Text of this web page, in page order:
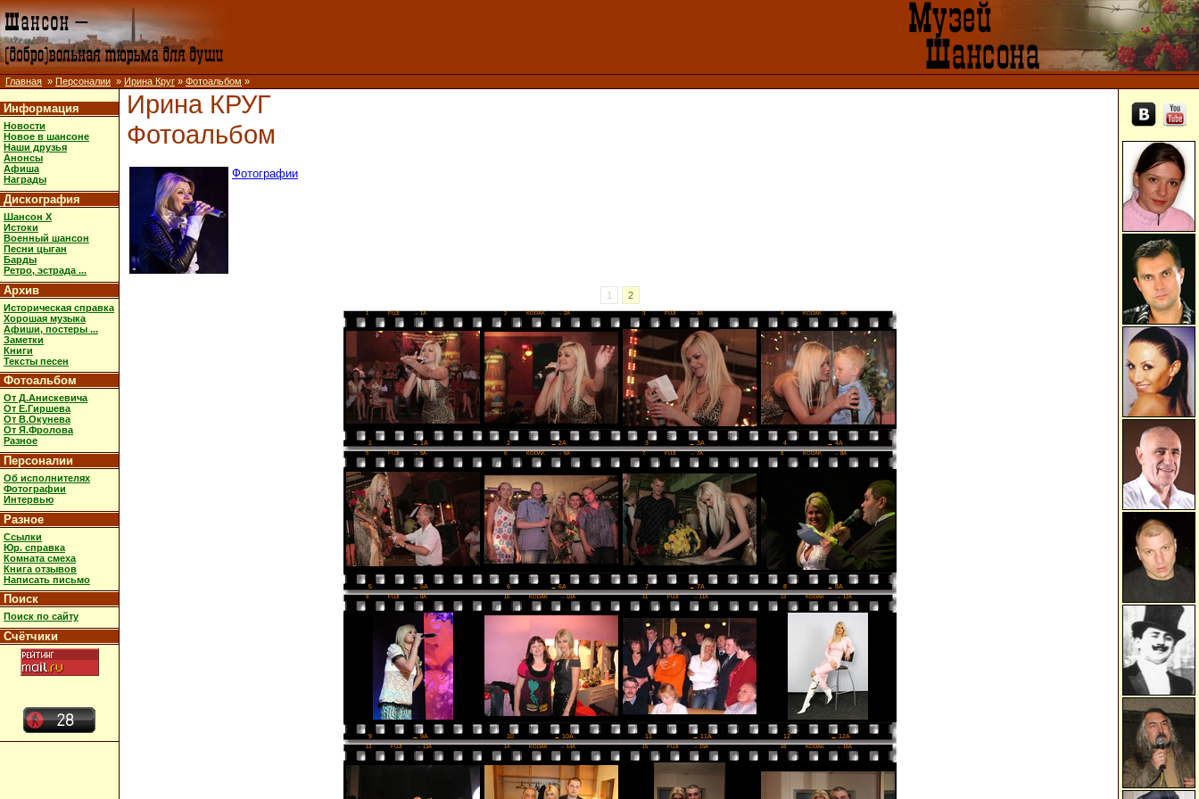
Главная » Персоналии » Ирина Круг » Фотоальбом »
Информация
Новости
Новое в шансоне
Наши друзья
Анонсы
Афиша
Награды
Дискография
Шансон X
Истоки
Военный шансон
Песни цыган
Барды
Ретро, эстрада ...
Архив
Историческая справка
Хорошая музыка
Афиши, постеры ...
Заметки
Книги
Тексты песен
Фотоальбом
От Д.Анискевича
От Е.Гиршева
От В.Окунева
От Я.Фролова
Разное
Персоналии
Об исполнителях
Фотографии
Интервью
Разное
Ссылки
Юр. справка
Комната смеха
Книга отзывов
Написать письмо
Поиск
Поиск по сайту
Счётчики
Ирина КРУГ
Фотоальбом
Фотографии
1 2
1 FUJI → 1A 2 KODAK → 2A 3 FUJI → 3A 4 KODAK → 4A
1 → 1A 2 → 2A 3 → 3A 4 → 4A
5 FUJI → 5A 6 KODAK → 6A 7 FUJI → 7A 8 KODAK → 8A
5 → 5A 6 → 6A 7 → 7A 8 → 8A
9 FUJI → 9A 10 KODAK → 10A 11 FUJI → 11A 12 KODAK → 12A
9 → 9A 10 → 10A 11 → 11A 12 → 12A
13 FUJI → 13A 14 KODAK → 14A 15 FUJI → 15A 16 KODAK → 16A